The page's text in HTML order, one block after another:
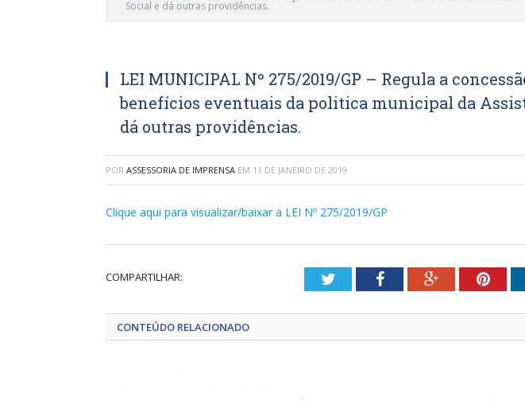
Social e dá outras providências.
LEI MUNICIPAL Nº 275/2019/GP – Regula a
benefícios eventuais da politica municipal da
dá outras providências.
POR ASSESSORIA DE IMPRENSA EM 11 DE JANEIRO DE 2019
Clique aqui para visualizar/baixar a LEI Nº 275/2019/GP
COMPARTILHAR: TwitterFacebookGoogle+
CONTEÚDO RELACIONADO